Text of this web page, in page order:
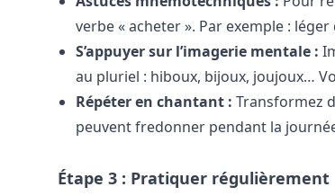
verbe « acheter ». Par exemple :
S’appuyer sur l’imagerie mentale :
au pluriel : hiboux, bijoux, joujoux…
Répéter en chantant : Transformez
peuvent fredonner pendant la
Étape 3 : Pratiquer régulièrement